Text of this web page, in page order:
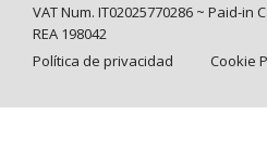
VAT Num. IT02025770286 ~ Paid-in
REA 198042
Política de privacidad
Cookie